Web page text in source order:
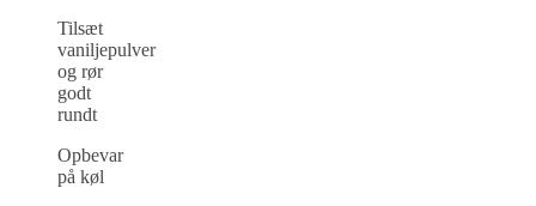
Tilsæt
vaniljepulver
og rør
godt
rundt
Opbevar
på køl